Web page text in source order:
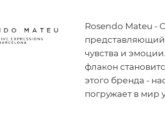
Rosendo Mateu -
представляющий
чувства и
флакон
этого бренда -
погружает в мир